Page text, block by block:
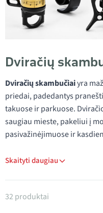
Dviračių
Dviračių skambučiaiyra
priedai, padedantys
takuose ir parkuose.
saugiau mieste, pakeliui į
pasivažinėjimuose ir
Skaityti daugiau
Produktai kategorijoje
32 produktai